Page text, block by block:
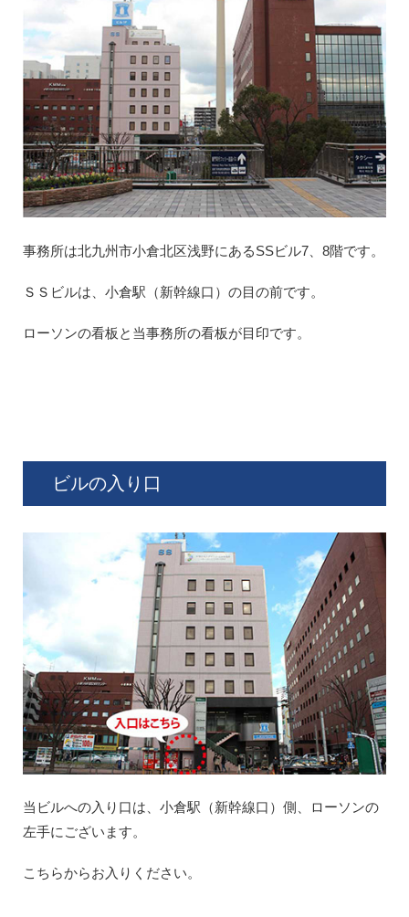
事務所は北九州市小倉北区浅野にあるSSビル7、8階です。
ＳＳビルは、小倉駅（新幹線口）の目の前です。
ローソンの看板と当事務所の看板が目印です。
ビルの入り口
当ビルへの入り口は、小倉駅（新幹線口）側、ローソンの
左手にございます。
こちらからお入りください。